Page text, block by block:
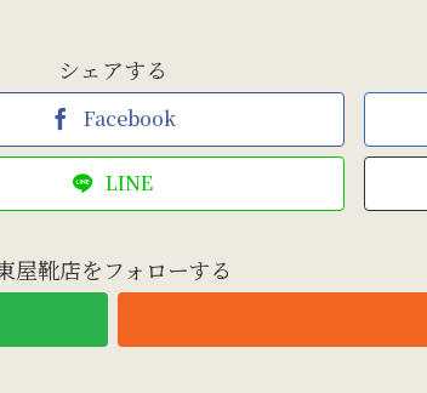
シェアする
Facebook
LINE
屋靴店をフォローする